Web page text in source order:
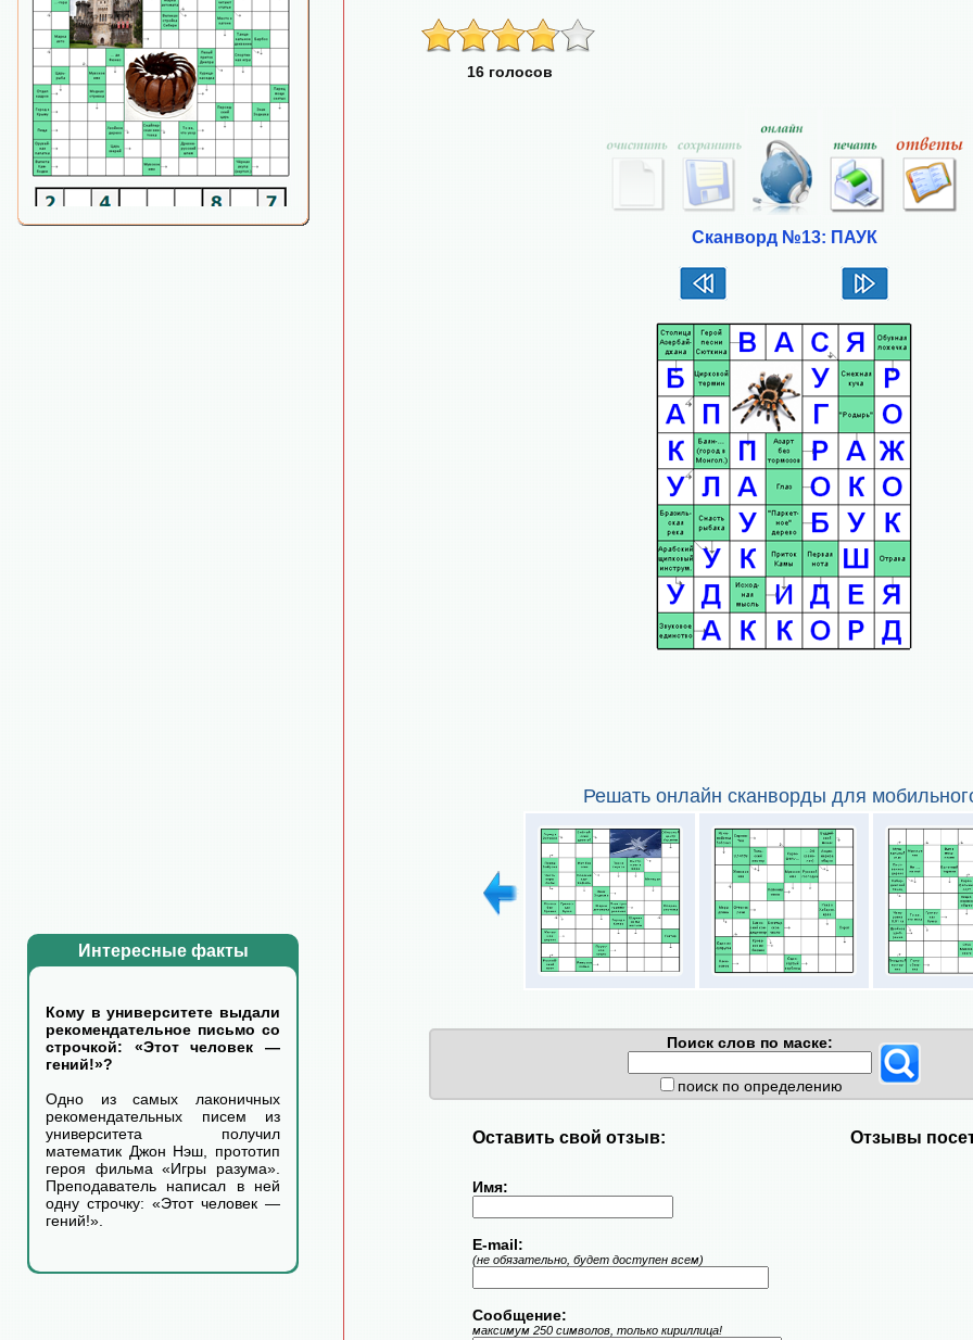
Интересные факты
Кому в университете выдали
рекомендательное письмо со
строчкой: «Этот человек —
гений!»?
Одно из самых лаконичных
рекомендательных писем из
университета получил
математик Джон Нэш, прототип
героя фильма «Игры разума».
Преподаватель написал в ней
одну строчку: «Этот человек —
гений!».
16 голосов
Сканворд №13: ПАУК
Решать онлайн сканворды для
Поиск слов по маске:
поиск по определению
Оставить свой отзыв: Отзывы
Имя:
E-mail:
(не обязательно, будет доступен всем)
Сообщение:
максимум 250 символов, только кириллица!